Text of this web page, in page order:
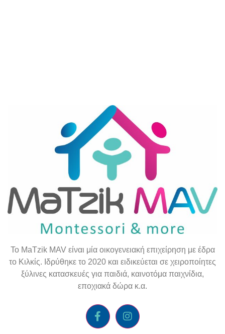
To MaTzik MAVείναι μία οικογενειακή επιχείρηση με έδρα
το Κιλκίς. Ιδρύθηκε το 2020 και ειδικεύεται σε χειροποίητες
ξύλινες κατασκευές για παιδιά, καινοτόμα παιχνίδια,
εποχιακά δώρα κ.α.